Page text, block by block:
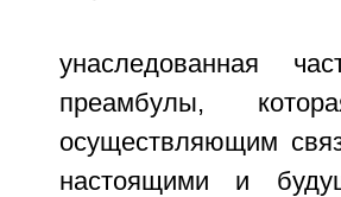
унаследованная
преамбулы,
осуществляющим
настоящими и